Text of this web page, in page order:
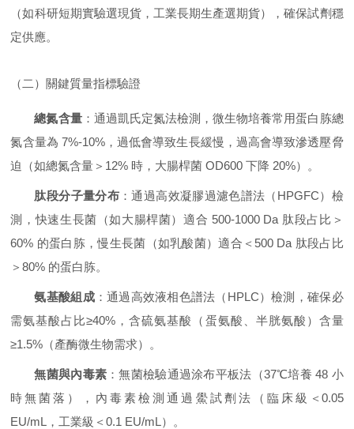
（如科研短期實驗選現貨，工業長期生產選期貨），確保試劑穩
定供應。
（二）關鍵質量指標驗證
總氮含量：通過凱氏定氮法檢測，微生物培養常用蛋白胨總
氮含量為 7%-10%，過低會導致生長緩慢，過高會導致滲透壓脅
迫（如總氮含量＞12% 時，大腸桿菌 OD600 下降 20%）。
肽段分子量分布 ：通過高效凝膠過濾色譜法（HPGFC）檢
測，快速生長菌（如大腸桿菌）適合 500-1000 Da 肽段占比＞
60% 的蛋白胨，慢生長菌（如乳酸菌）適合＜500 Da 肽段占比
＞80% 的蛋白胨。
氨基酸組成：通過高效液相色譜法（HPLC）檢測，確保必
需氨基酸占比≥40%，含硫氨基酸（蛋氨酸、半胱氨酸）含量
≥1.5%（產酶微生物需求）。
無菌與內毒素 ：無菌檢驗通過涂布平板法（37℃培養 48 小
時無菌落），內毒素檢測通過鱟試劑法（臨床級＜0.05
EU/mL，工業級＜0.1 EU/mL）。